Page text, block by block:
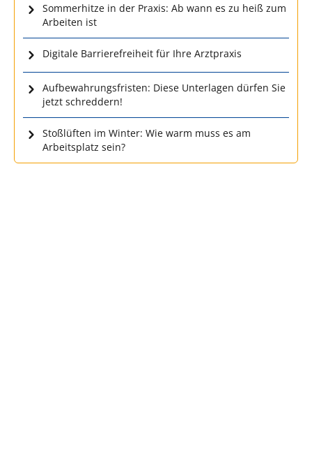
Sommerhitze in der Praxis: Ab wann es zu heiß zum
Arbeiten ist
Digitale Barrierefreiheit für Ihre Arztpraxis
Aufbewahrungsfristen: Diese Unterlagen dürfen Sie
jetzt schreddern!
Stoßlüften im Winter: Wie warm muss es am
Arbeitsplatz sein?